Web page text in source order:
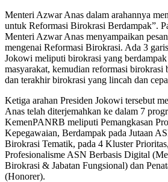
Menteri Azwar Anas dalam arahannya
untuk Reformasi Birokrasi Berdampak”.
Menteri Azwar Anas menyampaikan
mengenai Reformasi Birokrasi. Ada 3
Jokowi meliputi birokrasi yang
masyarakat, kemudian reformasi birokrasi
dan terakhir birokrasi yang lincah dan
Ketiga arahan Presiden Jokowi tersebut
Anas telah diterjemahkan ke dalam 7
KemenPANRB meliputi Pemangkasan
Kepegawaian, Berdampak pada Jutaan
Birokrasi Tematik, pada 4 Kluster
Profesionalisme ASN Berbasis Digital
Birokrasi & Jabatan Fungsional) dan
(Honorer).